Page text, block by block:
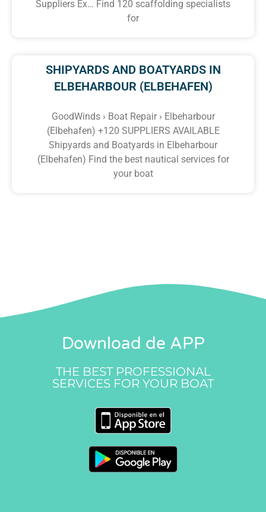
Suppliers Ex… Find 120 scaffolding specialists
for
SHIPYARDS AND BOATYARDS IN
ELBEHARBOUR (ELBEHAFEN)
GoodWinds › Boat Repair › Elbeharbour
(Elbehafen) +120 SUPPLIERS AVAILABLE
Shipyards and Boatyards in Elbeharbour
(Elbehafen) Find the best nautical services for
your boat
Download de APP
THE BEST PROFESSIONAL
SERVICES FOR YOUR BOAT